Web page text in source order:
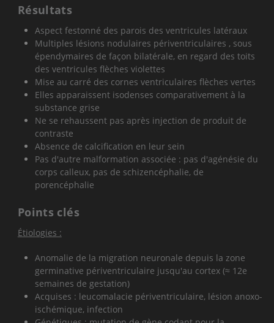
Résultats
Aspect festonné des parois des ventricules latéraux
Multiples lésions nodulaires périventriculaires , sous
épendymaires de façon bilatérale, en regard des toits
des ventricules flèches violettes
Mise au carré des cornes ventriculaires flèches vertes
Elles apparaissent isodenses comparativement à la
substance grise
Ne se rehaussent pas après injection de produit de
contraste
Absence de calcification en leur sein
Pas d'autre malformation associée : pas d'agénésie du
corps calleux, pas de schizencéphalie, de
porencéphalie
Points clés
Étiologies :
Anomalie de la migration neuronale depuis la zone
germinative périventriculaire jusqu'au cortex (≈ 12e
semaines de gestation)
Acquises : leucomalacie périventriculaire, lésion anoxo-
ischémique, infection